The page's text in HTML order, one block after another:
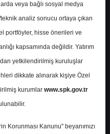
A.Ş.
302.90 ₺
%0.00
0
veya bağlı sosyal medya
analiz sonucu ortaya çıkan
portföyler, hisse önerileri ve
kapsamında değildir. Yatırım
yetkilendirilmiş kuruluşlar
dikkate alınarak kişiye Özel
kurumlar www.spk.gov.tr
Korunması Kanunu" beyanımızı